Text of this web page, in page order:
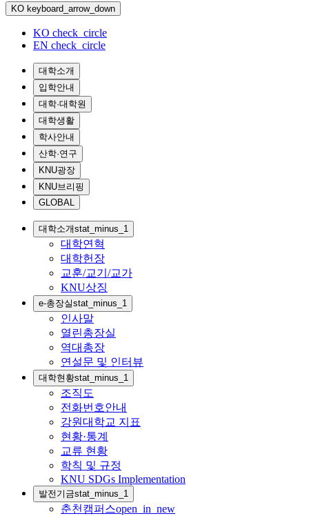
KO keyboard_arrow_down
KO check_circle
EN check_circle
대학소개
입학안내
대학·대학원
대학생활
학사안내
산학·연구
KNU광장
KNU브리핑
GLOBAL
대학소개stat_minus_1
대학연혁
대학헌장
교훈/교기/교가
KNU상징
e-총장실stat_minus_1
인사말
열린총장실
역대총장
연설문 및 인터뷰
대학현황stat_minus_1
조직도
전화번호안내
강원대학교 지표
현황·통계
교류 현황
학칙 및 규정
KNU SDGs Implementation
발전기금stat_minus_1
춘천캠퍼스open_in_new